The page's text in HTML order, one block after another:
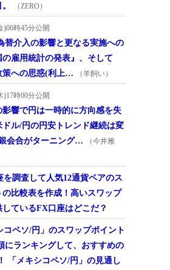
（ZERO）
)06時45分公開
替介入の影響と更なる実施への
雇用統計の発表』、そして
策への思惑(利上…
（羊飼い）
)17時00分公開
影響で円は一時的に方向感を失
ドル/円の円安トレンド継続は変
会合がターニング…
（今井雅
を調査して人気12通貨ペアのス
の比較表を作成！高いスワップ
ているFX口座はどこだ？
コペソ/円」のスワップポイント
にランキングして、おすすめの
「メキシコペソ/円」の見通し